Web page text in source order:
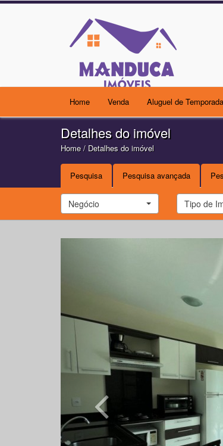
Home Venda Aluguel de Temporada
Detalhes do imóvel
Home/ Detalhes do imóvel
Pesquisa Pesquisa avançada
Negócio Tipo de